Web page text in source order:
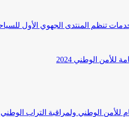
تنظم المنتدى الجهوي الأول
للأمن الوطني 2024
للأمن الوطني ولمراقبة التراب الوطني